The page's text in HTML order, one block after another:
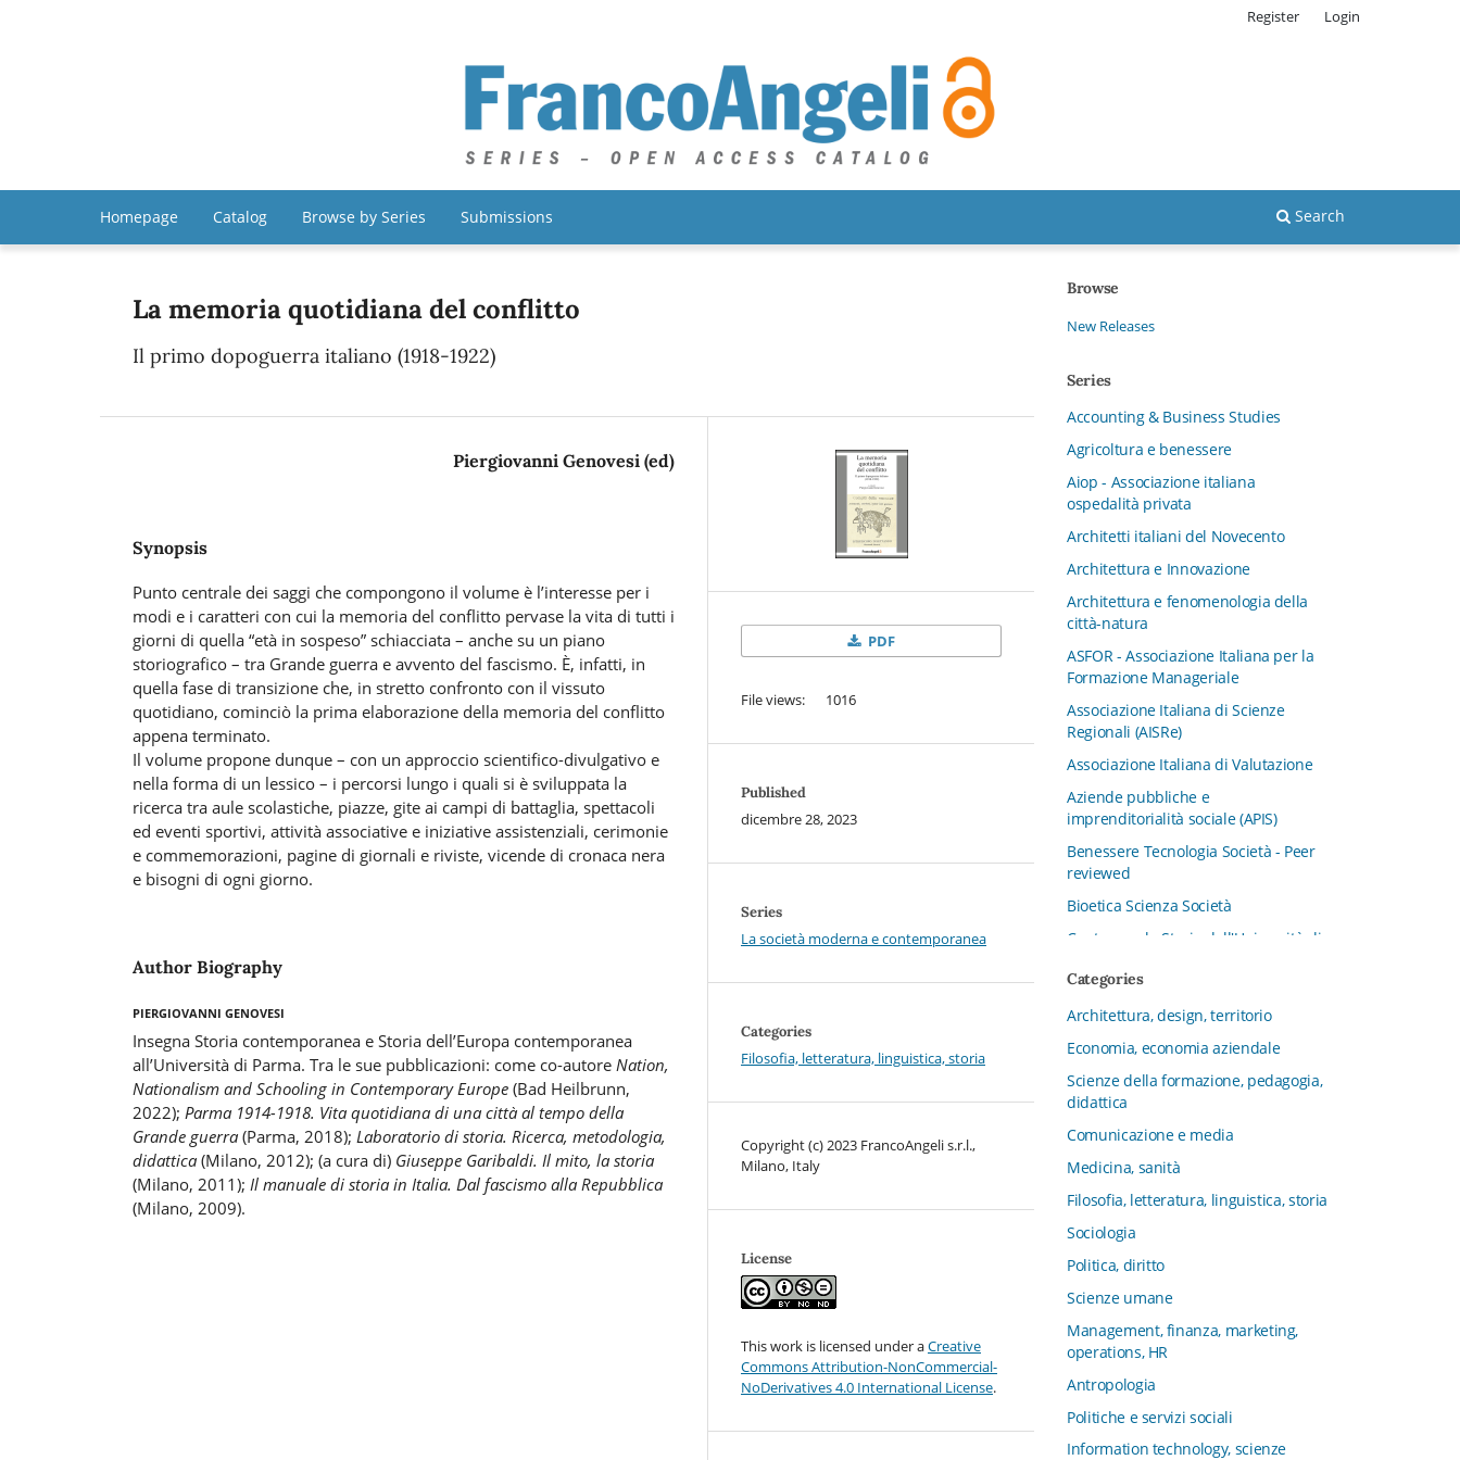
Homepage Catalog Browse by Series Submissions Search
Register Login
La memoria quotidiana del conflitto
Il primo dopoguerra italiano (1918-1922)
Piergiovanni Genovesi (ed)
Synopsis
Punto centrale dei saggi che compongono il volume è l’interesse per i
modi e i caratteri con cui la memoria del conflitto pervase la vita di tutti i
giorni di quella “età in sospeso” schiacciata – anche su un piano
storiografico – tra Grande guerra e avvento del fascismo. È, infatti, in
quella fase di transizione che, in stretto confronto con il vissuto
quotidiano, cominciò la prima elaborazione della memoria del conflitto
appena terminato.
Il volume propone dunque – con un approccio scientifico-divulgativo e
nella forma di un lessico – i percorsi lungo i quali si è sviluppata la
ricerca tra aule scolastiche, piazze, gite ai campi di battaglia, spettacoli
ed eventi sportivi, attività associative e iniziative assistenziali, cerimonie
e commemorazioni, pagine di giornali e riviste, vicende di cronaca nera
e bisogni di ogni giorno.
Author Biography
Piergiovanni Genovesi
Insegna Storia contemporanea e Storia dell’Europa contemporanea
all’Università di Parma. Tra le sue pubblicazioni: come co-autore Nation,
Nationalism and Schooling in Contemporary Europe (Bad Heilbrunn,
2022); Parma 1914-1918. Vita quotidiana di una città al tempo della
Grande guerra (Parma, 2018); Laboratorio di storia. Ricerca, metodologia,
didattica (Milano, 2012); (a cura di) Giuseppe Garibaldi. Il mito, la storia
(Milano, 2011); Il manuale di storia in Italia. Dal fascismo alla Repubblica
(Milano, 2009).
PDF
File views: 1016
Published
dicembre 28, 2023
Series
La società moderna e contemporanea
Categories
Filosofia, letteratura, linguistica, storia
Copyright (c) 2023 FrancoAngeli s.r.l.,
Milano, Italy
License
This work is licensed under aCreative
Commons Attribution-NonCommercial-
NoDerivatives 4.0 International License.
Browse
New Releases
Series
Accounting & Business Studies
Agricoltura e benessere
Aiop - Associazione italiana
ospedalità privata
Architetti italiani del Novecento
Architettura e Innovazione
Architettura e fenomenologia della
città-natura
ASFOR - Associazione Italiana per la
Formazione Manageriale
Associazione Italiana di Scienze
Regionali (AISRe)
Associazione Italiana di Valutazione
Aziende pubbliche e
imprenditorialità sociale (APIS)
Benessere Tecnologia Società - Peer
reviewed
Bioetica Scienza Società
Centro per la Storia dell'Università di
CFMT - Terziario Futuro
Channel & Retail Lab
Civiltà in tavola. La cultura del cibo
tra tradizioni, storia e diritto
Collana del Dipartimento di Scienze
Aziendali, Management e Innovation
Sociologia e Diritto dell’Economia
Università di Bologna
Collana di Clinica della formazione
Collana di Ragioneria ed Economia
Aziendale - SIDREA
Collana di Storia delle istituzioni
l’Infanzia
Categories
Architettura, design, territorio
Economia, economia aziendale
Scienze della formazione, pedagogia,
didattica
Comunicazione e media
Medicina, sanità
Filosofia, letteratura, linguistica, storia
Sociologia
Politica, diritto
Scienze umane
Management, finanza, marketing,
operations, HR
Antropologia
Politiche e servizi sociali
Information technology, scienze